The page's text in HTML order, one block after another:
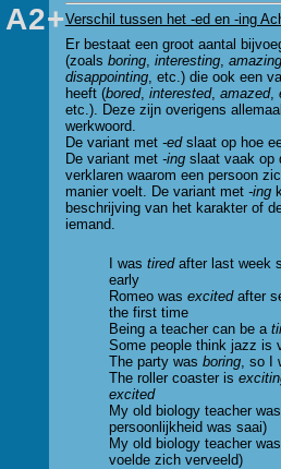
A2+Verschil tussen het -ed en -ing
Er bestaat een groot aantal
(zoals boring, interesting, amazing
disappointing, etc.) die ook een
heeft (bored, interested, amazed,
etc.). Deze zijn overigens
werkwoord.
De variant met -edslaat op hoe
De variant met -ingslaat vaak op
verklaren waarom een persoon
manier voelt. De variant met -ing
beschrijving van het karakter of
iemand.
I was tiredafter last week
early
Romeo was excitedafter
the first time
Being a teacher can be a
Some people think jazz is
The party was boring, so I
The roller coaster is
excited
My old biology teacher was
persoonlijkheid was saai)
My old biology teacher was
voelde zich verveeld)